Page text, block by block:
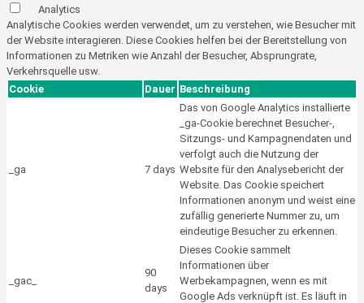
Analytics
Analytische Cookies werden verwendet, um zu verstehen, wie Besucher mit
der Website interagieren. Diese Cookies helfen bei der Bereitstellung von
Informationen zu Metriken wie Anzahl der Besucher, Absprungrate,
Verkehrsquelle usw.
Cookie
Dauer Beschreibung
_ga 7 days
Das von Google Analytics installierte
_ga-Cookie berechnet Besucher-,
Sitzungs- und Kampagnendaten und
verfolgt auch die Nutzung der
Website für den Analysebericht der
Website. Das Cookie speichert
Informationen anonym und weist eine
zufällig generierte Nummer zu, um
eindeutige Besucher zu erkennen.
_gac_
90
days
Dieses Cookie sammelt
Informationen über
Werbekampagnen, wenn es mit
Google Ads verknüpft ist. Es läuft in